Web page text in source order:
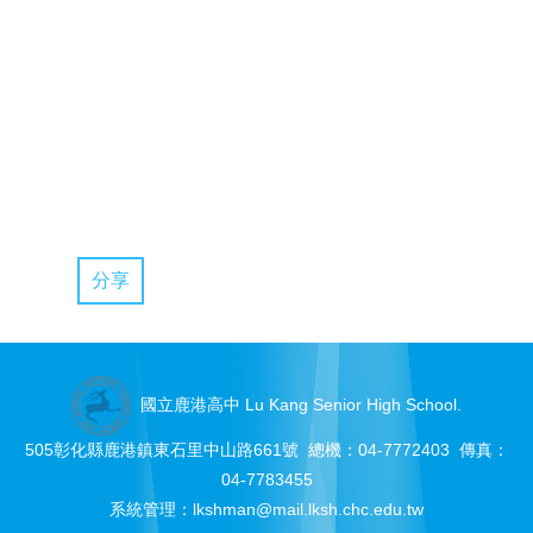
分享
國立鹿港高中 Lu Kang Senior High School.
505彰化縣鹿港鎮東石里中山路661號 總機：04-7772403 傳真：
04-7783455
系統管理： lkshman@mail.lksh.chc.edu.tw